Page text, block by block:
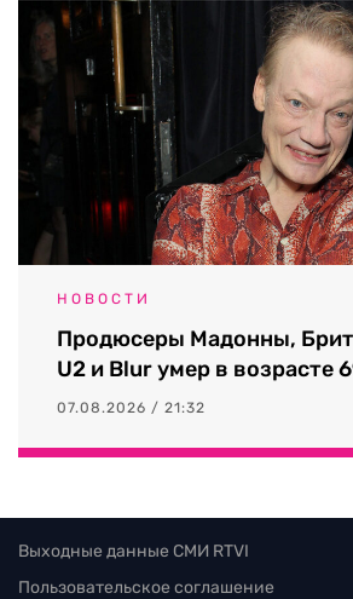
НОВОСТИ
Продюсеры Мадонны,
U2 и Blur умер в возрасте
07.08.2026 / 21:32
Выходные данные СМИ RTVI
Пользовательское соглашение